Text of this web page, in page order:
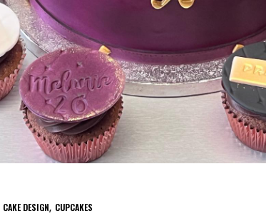
CAKE DESIGN CUPCAKES